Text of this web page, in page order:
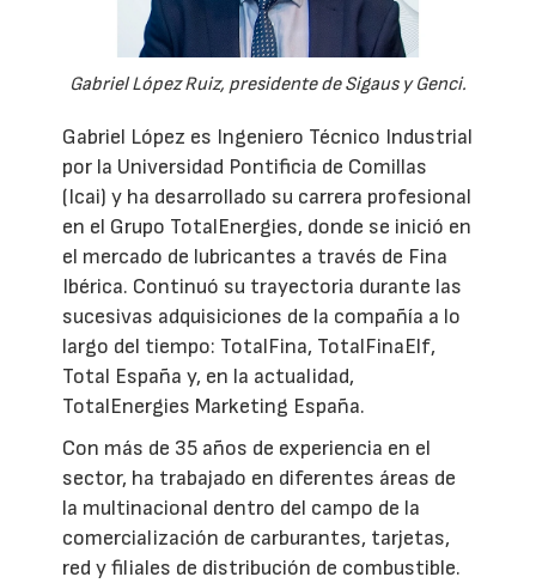
Gabriel López Ruiz, presidente de Sigaus y Genci.
Gabriel López es Ingeniero Técnico Industrial
por la Universidad Pontificia de Comillas
(Icai) y ha desarrollado su carrera profesional
en el Grupo TotalEnergies, donde se inició en
el mercado de lubricantes a través de Fina
Ibérica. Continuó su trayectoria durante las
sucesivas adquisiciones de la compañía a lo
largo del tiempo: TotalFina, TotalFinaElf,
Total España y, en la actualidad,
TotalEnergies Marketing España.
Con más de 35 años de experiencia en el
sector, ha trabajado en diferentes áreas de
la multinacional dentro del campo de la
comercialización de carburantes, tarjetas,
red y filiales de distribución de combustible.